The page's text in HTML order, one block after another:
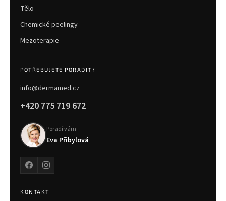
Tělo
Chemické peelingy
Mezoterapie
POTŘEBUJETE PORADIT?
info@dermamed.cz
+420 775 719 672
Poradí vám
Eva Přibylová
KONTAKT